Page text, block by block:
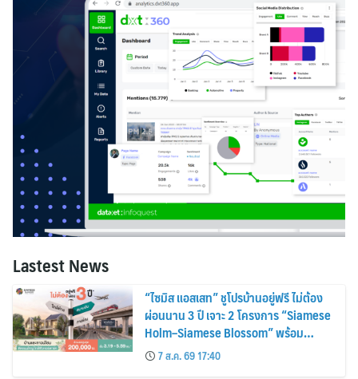
Lastest News
“ไซมิส แอสเสท” ชูโปรบ้านอยู่ฟรี ไม่ต้อง
ผ่อนนาน 3 ปี เจาะ 2 โครงการ “Siamese
Holm–Siamese Blossom” พร้อม
ส่วนลดและสิทธิพิเศษถึง 31 สิงหาคม
2569
7 ส.ค. 69 17:40